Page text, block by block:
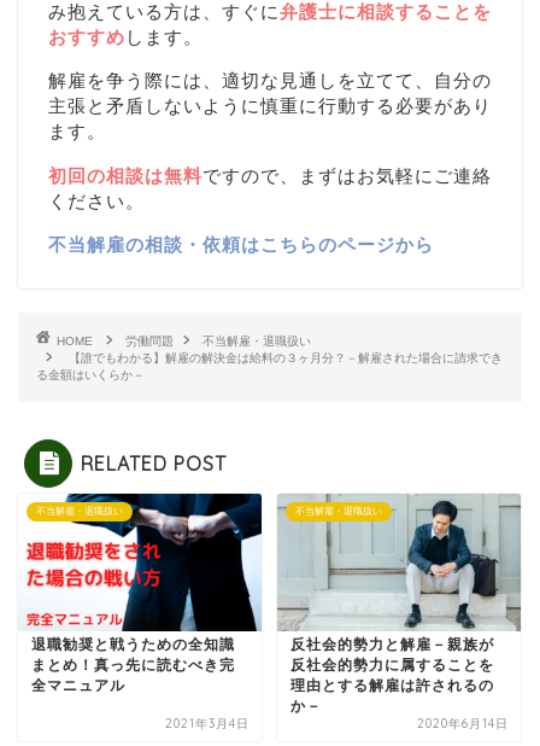
み抱えている方は、すぐに弁護士に相談することを
おすすめ します。
解雇を争う際には、適切な見通しを立てて、自分の
主張と矛盾しないように慎重に行動する必要があり
ます。
初回の相談は無料ですので、まずはお気軽にご連絡
ください。
不当解雇の相談・依頼はこちらのページから
HOME 労働問題
不当解雇・退職扱い
【誰でもわかる】解雇の解決金は給料の３ヶ月分？－解雇された場合に請求でき
る金額はいくらか－
RELATED POST
不当解雇・退職扱い
退職勧奨と戦うための全知識
まとめ！真っ先に読むべき完
全マニュアル
2021年3月4日
不当解雇・退職扱い
反社会的勢力と解雇－親族が
反社会的勢力に属することを
理由とする解雇は許されるの
か－
2020年6月14日